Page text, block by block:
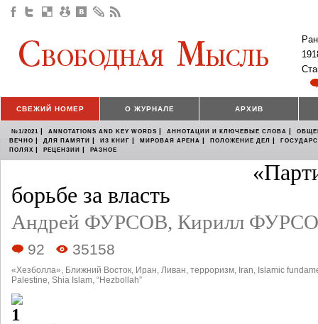
СВЕЖИЙ НОМЕР О ЖУРНАЛЕ АРХИВ
№1/2021 | ANNOTATIONS AND KEY WORDS | АННОТАЦИИ И КЛЮЧЕВЫЕ СЛОВА |
ВЕЧНО | ДЛЯ ПАМЯТИ | ИЗ КНИГ | МИРОВАЯ АРЕНА | ПОЛОЖЕНИЕ ДЕЛ |
ПОЛЯХ | РЕЦЕНЗИИ | РАЗНОЕ
борьбе за власть
Андрей ФУРСОВ, Кирилл
92 35158
«Хезболла», Ближний Восток, Иран, Ливан, терроризм, Iran, Islamic
Palestine, Shia Islam, “Hezbollah”